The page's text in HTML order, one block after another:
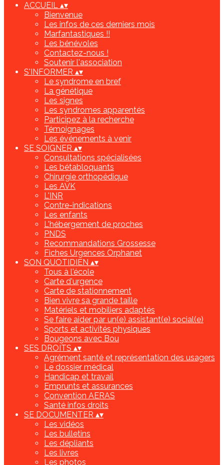
ACCUEIL ▴▾
Bienvenue
Les infos de ces derniers mois
Marfantastiques !!
Les bénévoles
Contactez-nous !
Soutenir l'association
S'INFORMER ▴▾
Le syndrome en bref
La génétique
Les signes
Les syndromes apparentés
Participez à la recherche
Témoignages
Les événements à venir
SE SOIGNER ▴▾
Consultations spécialisées
Les bétabloquants
Chirurgie orthopédique
Les AVK
L'INR
Contre-indications
Les enfants
L'hébergement de proches
PNDS
Recommandations Grossesse
Fiches Urgences Orphanet
SON QUOTIDIEN ▴▾
Tous à l'école
Carte d'urgence
Carte de stationnement
Bien vivre sa grande taille
Matériels et mobiliers adaptés
Se faire aider par un(e) assistant(e) social(e)
Sports et activités physiques
Bougeons avec Bou
SES DROITS ▴▾
Agrément santé et représentation des usagers
Le dossier médical
Handicap et travail
Emprunts et assurances
Convention AERAS
Santé infos droits
SE DOCUMENTER ▴▾
Les vidéos
Les bulletins
Les dépliants
Les livres
Les photos